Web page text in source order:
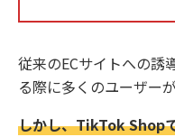
従来のECサイトへの誘
る際に多くのユーザー
しかし、TikTok Shop